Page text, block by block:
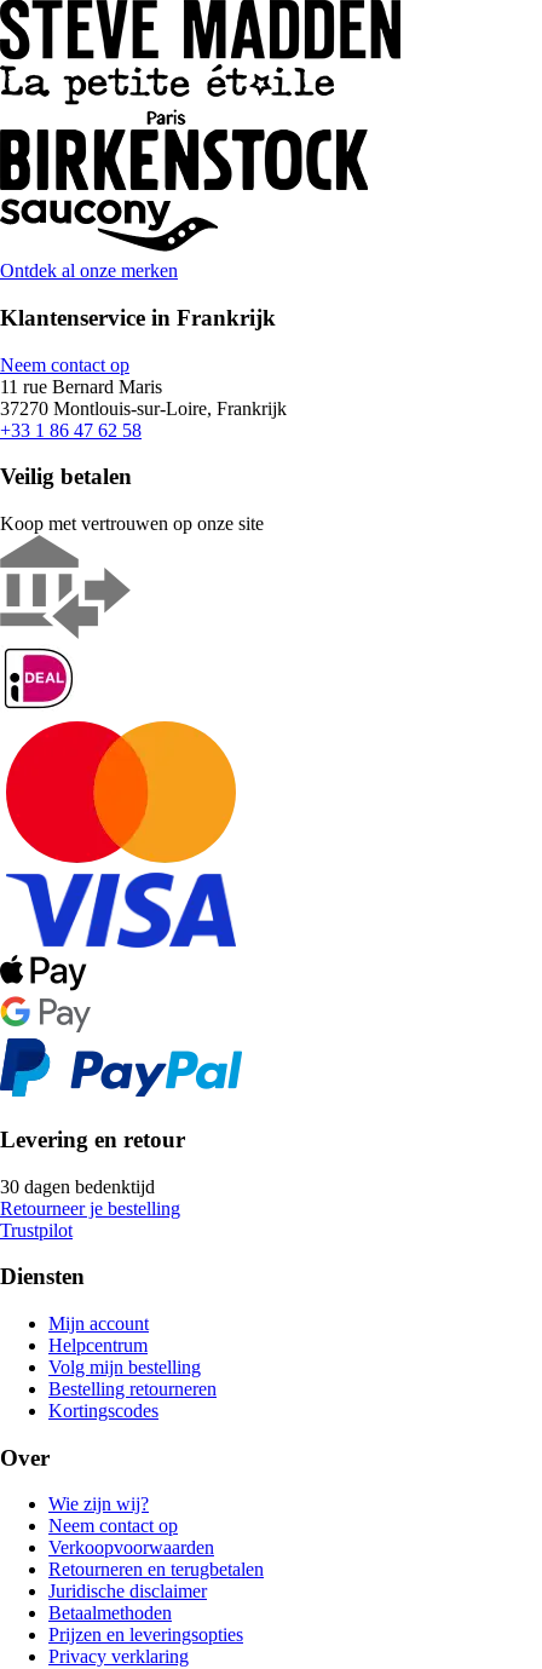
Ontdek al onze merken
Klantenservice in Frankrijk
Neem contact op
11 rue Bernard Maris
37270 Montlouis-sur-Loire, Frankrijk
+33 1 86 47 62 58
Veilig betalen
Koop met vertrouwen op onze site
Levering en retour
30 dagen bedenktijd
Retourneer je bestelling
Trustpilot
Diensten
Mijn account
Helpcentrum
Volg mijn bestelling
Bestelling retourneren
Kortingscodes
Over
Wie zijn wij?
Neem contact op
Verkoopvoorwaarden
Retourneren en terugbetalen
Juridische disclaimer
Betaalmethoden
Prijzen en leveringsopties
Privacy verklaring